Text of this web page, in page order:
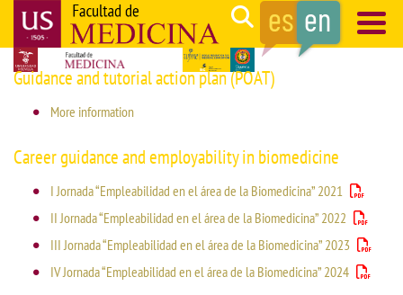
main
content
Search
Navegación
principal
Guidance and tutorial action plan (POAT)
More information
Career guidance and employability in biomedicine
I Jornada “Empleabilidad en el área de la Biomedicina” 2021
II Jornada “Empleabilidad en el área de la Biomedicina” 2022
III Jornada “Empleabilidad en el área de la Biomedicina” 2023
IV Jornada “Empleabilidad en el área de la Biomedicina” 2024